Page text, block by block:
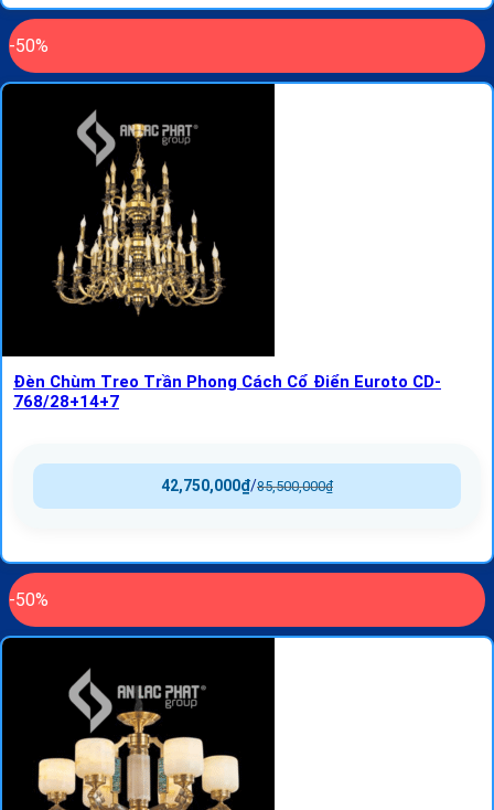
-50%
Đèn Chùm Treo Trần Phong Cách Cổ Điển Euroto CD-
768/28+14+7
85,500,000₫
/
42,750,000₫
-50%